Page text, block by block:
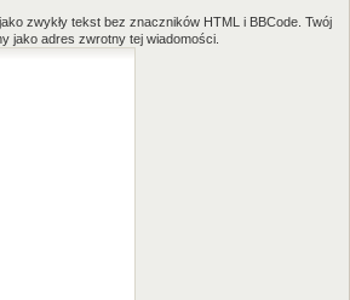
zwykły tekst bez znaczników HTML i BBCode. Twój
jako adres zwrotny tej wiadomości.